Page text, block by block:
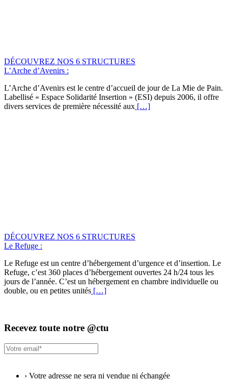
DÉCOUVREZ NOS 6 STRUCTURES
L’Arche d’Avenirs :
L’Arche d’Avenirs est le centre d’accueil de jour de La Mie de Pain.
Labellisé « Espace Solidarité Insertion » (ESI) depuis 2006, il offre
divers services de première nécessité aux […]
DÉCOUVREZ NOS 6 STRUCTURES
Le Refuge :
Le Refuge est un centre d’hébergement d’urgence et d’insertion. Le
Refuge, c’est 360 places d’hébergement ouvertes 24 h/24 tous les
jours de l’année. C’est un hébergement en chambre individuelle ou
double, ou en petites unités […]
Recevez toute notre @ctu
› Votre adresse ne sera ni vendue ni échangée